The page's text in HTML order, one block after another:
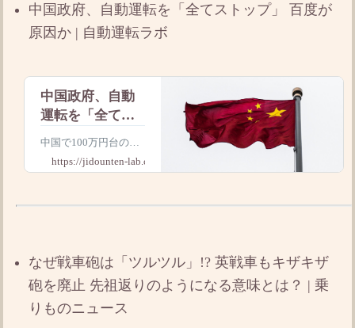
装置の未整備や運行管
理の問題が浮かび
中国政府、自動運転を「全てストップ」 百度が
原因か | 自動運転ラボ
中国政府、自動
運転を「全てス
トップ」 百度が
ラボ
中国で100万円台の自
動運転機能付きEVが
普及し、日本上陸の現
YDが国内EV販売でト
に勝ち筋はあるのか。
火災事故やセキュ
https://jidounten-lab.com
なぜ戦車砲は「ツルツル」!? 英戦車もキザキザ
砲を廃止 先祖返りのようになる意味とは？ | 乗
りものニュース